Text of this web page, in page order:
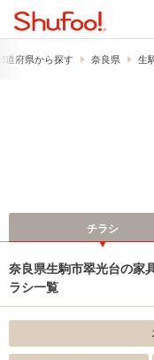
道府県から探す 奈良県 生
チラシ
奈良県生駒市翠光台の家
ラシ一覧